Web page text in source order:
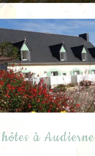
à Audierne